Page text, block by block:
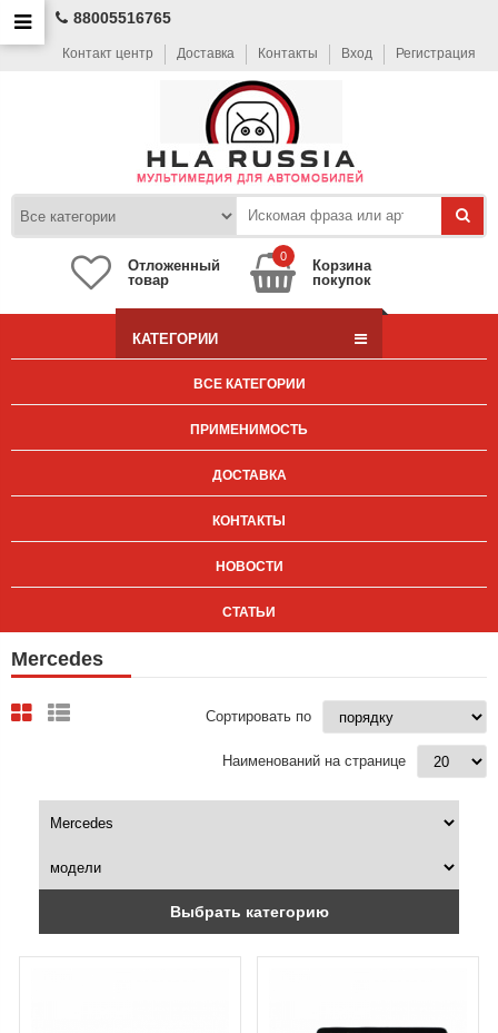
88005516765
Контакт центр Доставка Контакты Вход Регистрация
Отложенный
товар
0
Корзина
покупок
КАТЕГОРИИ
ВСЕ КАТЕГОРИИ
ПРИМЕНИМОСТЬ
ДОСТАВКА
КОНТАКТЫ
НОВОСТИ
СТАТЬИ
Mercedes
Сортировать по
Наименований на странице
Выбрать категорию